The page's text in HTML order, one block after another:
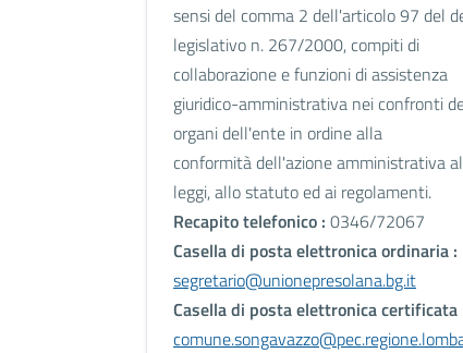
sensi del comma 2 dell'articolo 97 del
legislativo n. 267/2000, compiti di
collaborazione e funzioni di assistenza
giuridico-amministrativa nei confronti
organi dell'ente in ordine alla
conformità dell'azione amministrativa
leggi, allo statuto ed ai regolamenti.
Recapito telefonico : 0346/72067
Casella di posta elettronica ordinaria :
segretario@unionepresolana.bg.it
Casella di posta elettronica certificata